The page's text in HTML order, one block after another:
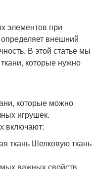
элементов при
внешний
В этой статье мы
которые нужно
которые можно
игрушек.
включают:
ткань Шелковую ткань